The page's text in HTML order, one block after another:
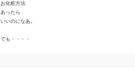
お化粧方法
あったら
いいのになあ。
でも・・・・